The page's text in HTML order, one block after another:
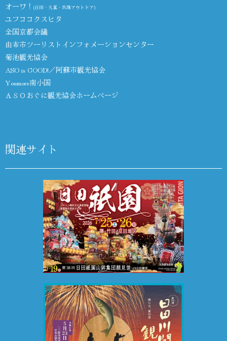
オーワ！ (日田・九重・玖珠アウトドア)
ユフココクスヒタ
全国京都会議
由布市ツーリストインフォメーションセンター
菊池観光協会
ASO is GOOD!／阿蘇市観光協会
Youmore南小国
ＡＳＯおぐに観光協会ホームページ
関連サイト